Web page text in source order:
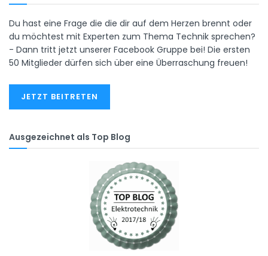
Du hast eine Frage die die dir auf dem Herzen brennt oder
du möchtest mit Experten zum Thema Technik sprechen?
- Dann tritt jetzt unserer Facebook Gruppe bei! Die ersten
50 Mitglieder dürfen sich über eine Überraschung freuen!
JETZT BEITRETEN
Ausgezeichnet als Top Blog